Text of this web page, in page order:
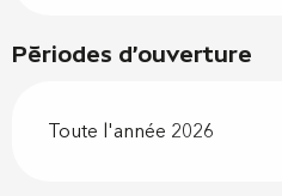
Périodes d'ouverture
Toute l'année 2026